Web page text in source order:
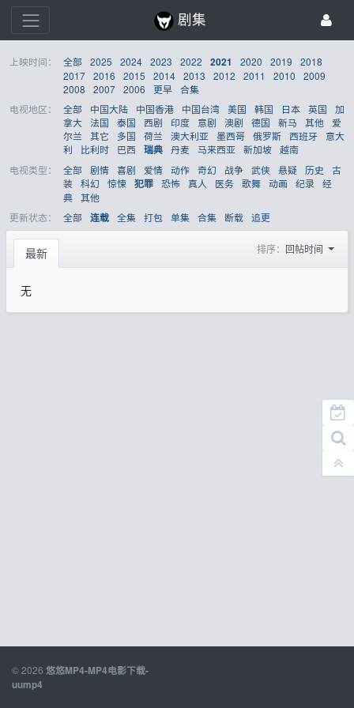
剧集
上映时间： 全部 2025 2024 2023 2022 2021 2020 2019
2018
2017 2016 2015 2014 2013 2012 2011 2010
2009
2008
2007 2006 更早 合集
电视地区：
全部 中国大陆 中国香港 中国台湾 美国 韩国 日本 英国
加
拿大 法国 泰国 西剧 印度 意剧 澳剧 德国 新马 其他
爱
尔兰
其它 多国 荷兰 澳大利亚 墨西哥 俄罗斯 西班牙
意大
利
比利时 巴西 瑞典 丹麦 马来西亚 新加坡 越南
电视类型：
全部 剧情 喜剧 爱情 动作 奇幻 战争 武侠 悬疑 历史
古
装 科幻 惊悚 犯罪 恐怖 真人 医务 歌舞 动画 纪录 经
典 其他
更新状态：
全部 连载 全集 打包 单集 合集 断载 追更
最新 排序： 回帖时间
无
© 2026 悠悠MP4-MP4电影下载-
uump4